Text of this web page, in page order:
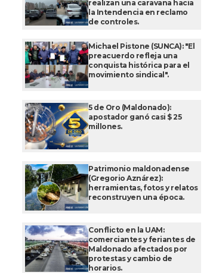
realizan una caravana hacia
la Intendencia en reclamo
de controles.
Michael Pistone (SUNCA): "El
preacuerdo refleja una
conquista histórica para el
movimiento sindical".
5 de Oro (Maldonado):
apostador ganó casi $ 25
millones.
Patrimonio maldonadense
(Gregorio Aznárez):
herramientas, fotos y relatos
reconstruyen una época.
Conflicto en la UAM:
comerciantes y feriantes de
Maldonado afectados por
protestas y cambio de
horarios.